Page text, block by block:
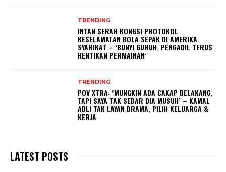
TRENDING
INTAN SERAH KONGSI PROTOKOL
KESELAMATAN BOLA SEPAK DI AMERIKA
SYARIKAT – ‘BUNYI GURUH, PENGADIL TERUS
HENTIKAN PERMAINAN’
TRENDING
POV XTRA: ‘MUNGKIN ADA CAKAP BELAKANG,
TAPI SAYA TAK SEDAR DIA MUSUH’ – KAMAL
ADLI TAK LAYAN DRAMA, PILIH KELUARGA &
KERJA
LATEST POSTS